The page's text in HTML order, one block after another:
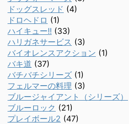
ドッグスレッド (4)
ドロヘドロ (1)
ハイキュー!! (33)
ハリガネサービス (3)
バイオレンスアクション (1)
バキ道 (37)
バチバチシリーズ (1)
フェルマーの料理 (3)
ブルージャイアント（シリーズ）
ブルーロック (21)
プレイボール2 (47)